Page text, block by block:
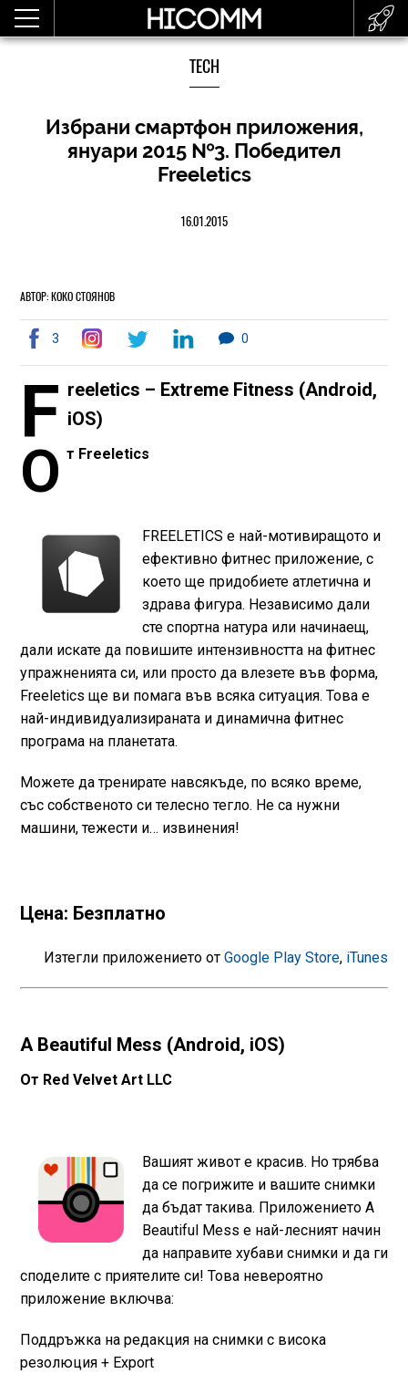
TECH
Избрани смартфон приложения,
януари 2015 №3. Победител
Freeletics
16.01.2015
АВТОР: КОКО СТОЯНОВ
3 0
F reeletics – Extreme Fitness (Android,
iOS)
О т Freeletics
FREELETICS е най-мотивиращото и
ефективно фитнес приложение, с
което ще придобиете атлетична и
здрава фигура. Независимо дали
сте спортна натура или начинаещ,
дали искате да повишите интензивността на фитнес
упражненията си, или просто да влезете във форма,
Freeletics ще ви помага във всяка ситуация. Това е
най-индивидуализираната и динамична фитнес
програма на планетата.
Можете да тренирате навсякъде, по всяко време,
със собственото си телесно тегло. Не са нужни
машини, тежести и… извинения!
Цена: Безплатно
Изтегли приложението отGoogle Play Store, iTunes
A Beautiful Mess (Android, iOS)
От Red Velvet Art LLC
Вашият живот е красив. Но трябва
да се погрижите и вашите снимки
да бъдат такива. Приложението A
Beautiful Mess е най-лесният начин
да направите хубави снимки и да ги
споделите с приятелите си! Това невероятно
приложение включва:
Поддръжка на редакция на снимки с висока
резолюция + Export